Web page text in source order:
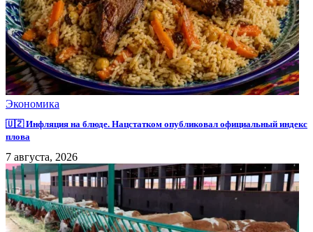
Экономика
🇺🇿 Инфляция на блюде. Нацстатком опубликовал официальный индекс
плова
7 августа, 2026